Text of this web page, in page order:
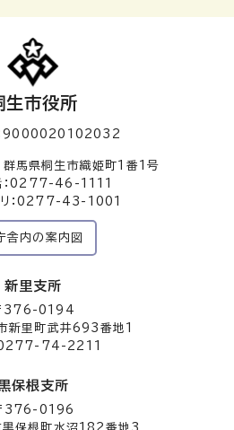
生市役所
9000020102032
県桐生市織姫町1番1号
：0277-46-1111
リ：0277-43-1001
舎内の案内図
新里支所
376-0194
新里町武井693番地1
0277-74-2211
保根支所
376-0196
黒保根町水沼182番地3